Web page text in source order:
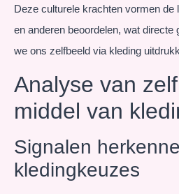
Deze culturele krachten vormen de
en anderen beoordelen, wat directe
we ons zelfbeeld via kleding
Analyse van
middel van
Signalen
kledingkeuzes